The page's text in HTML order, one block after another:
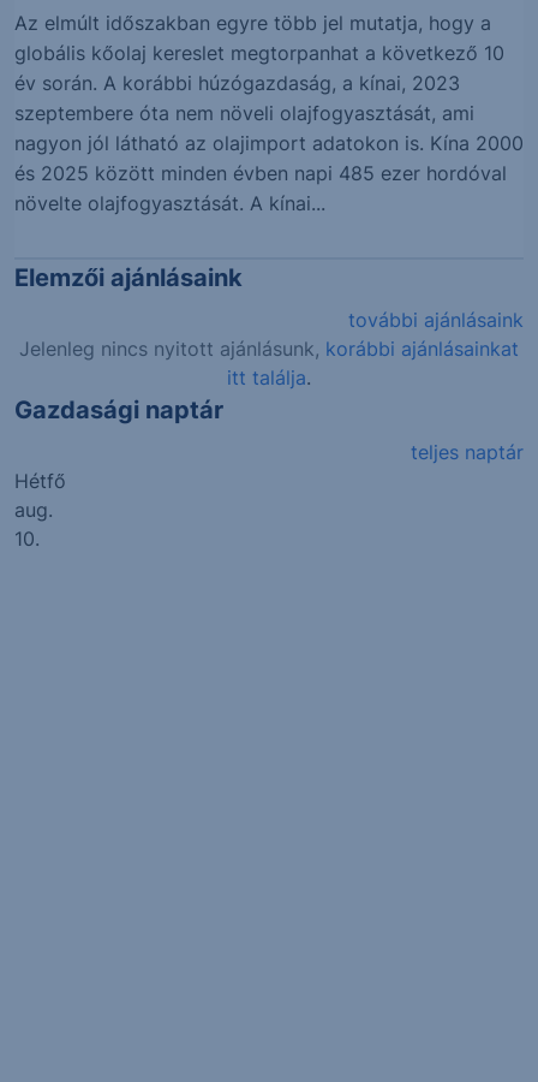
Az elmúlt időszakban egyre több jel mutatja, hogy a
globális kőolaj kereslet megtorpanhat a következő 10
év során. A korábbi húzógazdaság, a kínai, 2023
szeptembere óta nem növeli olajfogyasztását, ami
nagyon jól látható az olajimport adatokon is. Kína 2000
és 2025 között minden évben napi 485 ezer hordóval
növelte olajfogyasztását. A kínai...
Elemzői ajánlásaink
további ajánlásaink
Jelenleg nincs nyitott ajánlásunk, korábbi ajánlásainkat
itt találja.
Gazdasági naptár
teljes naptár
Hétfő
aug.
10.